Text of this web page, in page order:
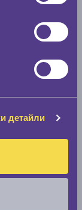
детайли
автомобил